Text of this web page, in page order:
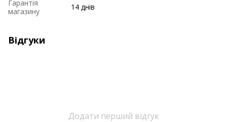
Гарантія
магазину
14 днів
Відгуки
Додати перший відгук